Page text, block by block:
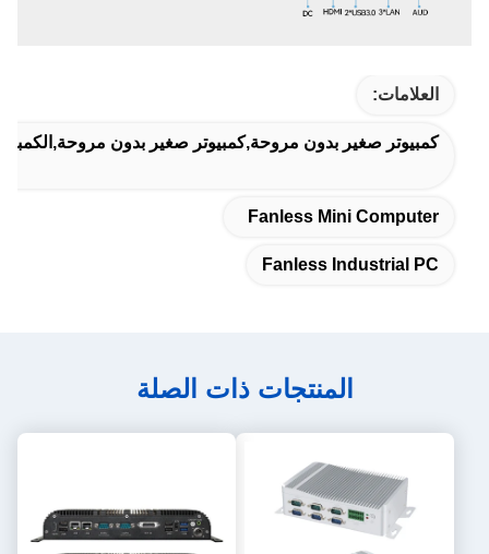
العلامات:
كمبيوتر صغير بدون مروحة,كمبيوتر صغير بدون
Fanless Mini Computer
Fanless Industrial PC
المنتجات ذات الصلة